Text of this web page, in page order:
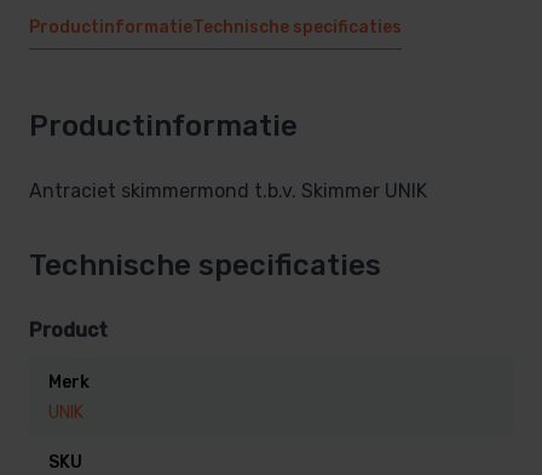
ProductinformatieTechnische specificaties
Productinformatie
Antraciet skimmermond t.b.v. Skimmer UNIK
Technische specificaties
Product
Merk
UNIK
SKU